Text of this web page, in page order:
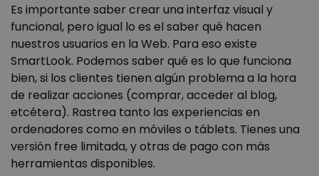
Es importante saber crear una interfaz visual y
funcional, pero igual lo es el saber qué hacen
nuestros usuarios en la Web. Para eso existe
SmartLook. Podemos saber qué es lo que funciona
bien, si los clientes tienen algún problema a la hora
de realizar acciones (comprar, acceder al blog,
etcétera). Rastrea tanto las experiencias en
ordenadores como en móviles o táblets. Tienes una
versión free limitada, y otras de pago con más
herramientas disponibles.